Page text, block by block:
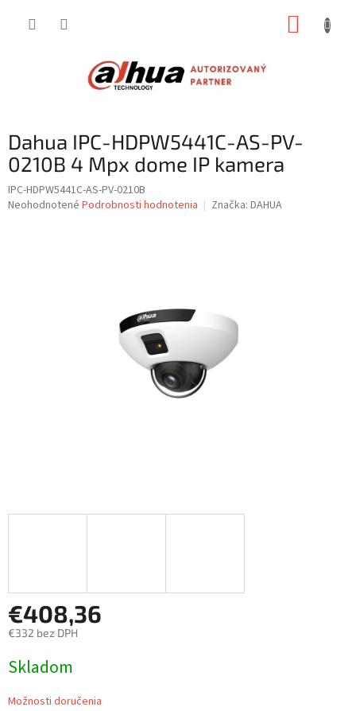
Dahua IPC-HDPW5441C-AS-PV-
0210B 4 Mpx dome IP kamera
IPC-HDPW5441C-AS-PV-0210B
Priemerné
Neohodnotené Podrobnosti hodnotenia Značka: DAHUA
€408,36
€332 bez DPH
cena:
Skladom
Možnosti doručenia